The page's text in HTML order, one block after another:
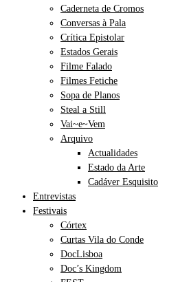
Caderneta de Cromos
Conversas à Pala
Crítica Epistolar
Estados Gerais
Filme Falado
Filmes Fetiche
Sopa de Planos
Steal a Still
Vai~e~Vem
Arquivo
Actualidades
Estado da Arte
Cadáver Esquisito
Entrevistas
Festivais
Córtex
Curtas Vila do Conde
DocLisboa
Doc’s Kingdom